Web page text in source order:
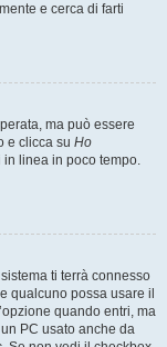
e cerca di farti
ma può essere
e clicca su Ho
linea in poco tempo.
ti terrà connesso
qualcuno possa usare il
quando entri, ma
PC usato anche da